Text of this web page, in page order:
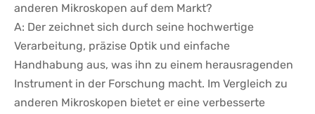
anderen Mikroskopen ‍auf dem Markt?
A: Der zeichnet sich durch seine hochwertige
Verarbeitung, präzise Optik und einfache
Handhabung aus, was ihn zu einem herausragenden
Instrument in der Forschung macht. Im Vergleich zu
anderen Mikroskopen bietet er eine ⁤verbesserte